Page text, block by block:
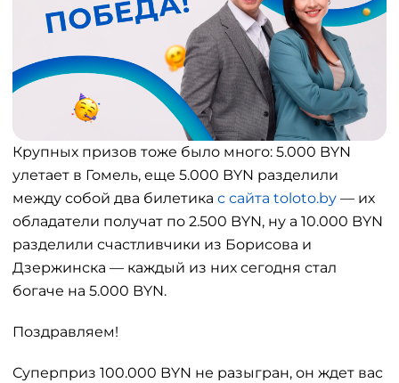
Крупных призов тоже было много: 5.000 BYN
улетает в Гомель, еще 5.000 BYN разделили
между собой два билетика с сайта toloto.by — их
обладатели получат по 2.500 BYN, ну а 10.000 BYN
разделили счастливчики из Борисова и
Дзержинска — каждый из них сегодня стал
богаче на 5.000 BYN.
Поздравляем!
Суперприз 100.000 BYN не разыгран, он ждет вас